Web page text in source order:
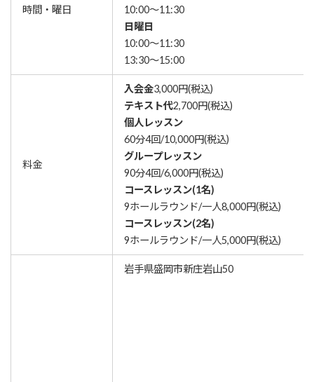
時間・曜日
10:00～11:30
日曜日
10:00～11:30
13:30～15:00
料金
入会金3,000円(税込)
テキスト代2,700円(税込)
個人レッスン
60分4回/10,000円(税込)
グループレッスン
90分4回/6,000円(税込)
コースレッスン(1名)
9ホールラウンド/一人8,000円(税込)
コースレッスン(2名)
9ホールラウンド/一人5,000円(税込)
岩手県盛岡市新庄岩山50